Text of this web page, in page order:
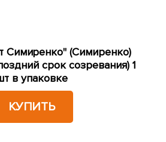
Симиренко" (Симиренко)
срок созревания) 1
в упаковке
КУПИТЬ